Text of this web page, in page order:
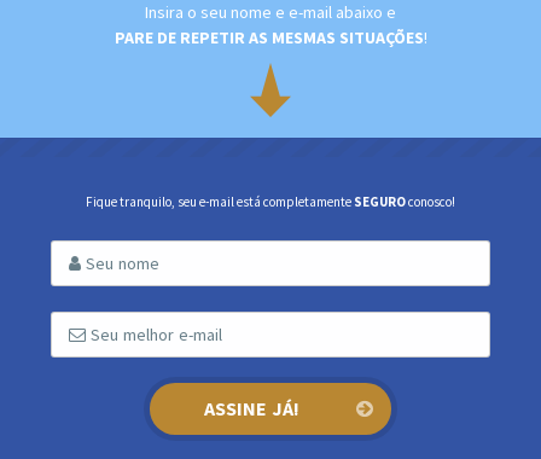
Insira o seu nome e e-mail abaixo e
PARE DE REPETIR AS MESMAS SITUAÇÕES!
Fique tranquilo, seu e-mail está completamente SEGUROconosco!